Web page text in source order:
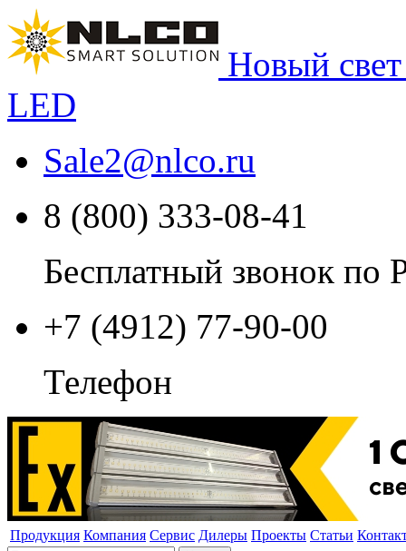
Новый
LED
Sale2@nlco.ru
8 (800) 333-08-41
Бесплатный звонок по
+7 (4912) 77-90-00
Телефон
Продукция Компания Сервис Дилеры Проекты Статьи